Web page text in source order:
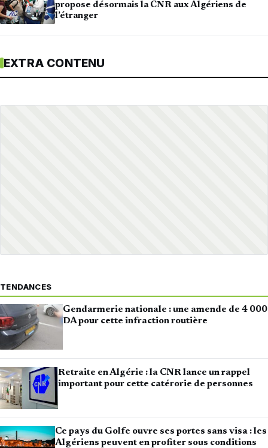
propose désormais la CNR aux Algériens de
l’étranger
EXTRA CONTENU
TENDANCES
Gendarmerie nationale : une amende de 4 000
DA pour cette infraction routière
Retraite en Algérie : la CNR lance un rappel
important pour cette catérorie de personnes
Ce pays du Golfe ouvre ses portes sans visa : les
Algériens peuvent en profiter sous conditions